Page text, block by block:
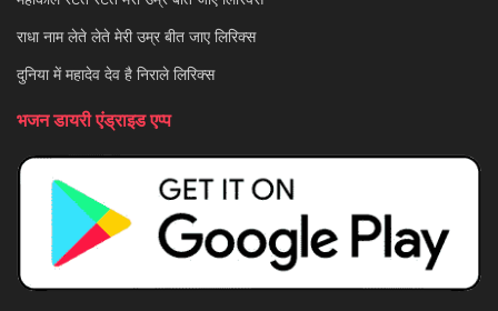
राधा नाम लेते लेते मेरी उम्र बीत जाए लिरिक्स
दुनिया में महादेव देव है निराले लिरिक्स
भजन डायरी एंड्राइड एप्प